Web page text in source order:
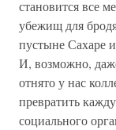
становится все
убежищ для
пустыне Сахаре
И, возможно,
отнято у нас
превратить
социального